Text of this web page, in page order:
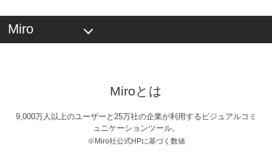
Miro
Miroとは
9,000万人以上のユーザーと25万社の企業が利用するビジュアルコミ
ュニケーションツール。
※Miro社公式HPに基づく数値